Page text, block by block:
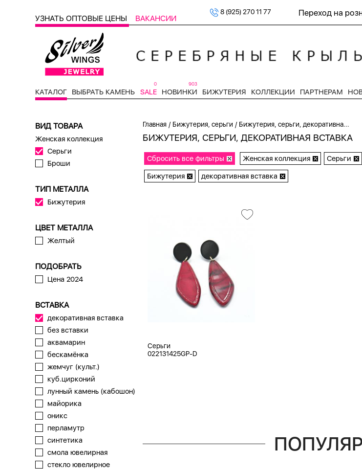
УЗНАТЬ ОПТОВЫЕ ЦЕНЫ ВАКАНСИИ
8 (925) 270 11 77 Переход на
КАТАЛОГ ВЫБРАТЬ КАМЕНЬ SALE
0
НОВИНКИ
903
БИЖУТЕРИЯ КОЛЛЕКЦИИ ПАРТНЕРАМ
ВИД ТОВАРА
Женская коллекция
Серьги
Броши
ТИП МЕТАЛЛА
Бижутерия
ЦВЕТ МЕТАЛЛА
Желтый
ПОДОБРАТЬ
Цена 2024
ВСТАВКА
декоративная вставка
без вставки
аквамарин
бескамёнка
жемчуг (культ.)
куб.цирконий
лунный камень (кабошон)
майорика
оникс
перламутр
синтетика
смола ювелирная
стекло ювелирное
Главная / Бижутерия, серьги / Бижутерия, серьги, декоративна...
БИЖУТЕРИЯ, СЕРЬГИ, ДЕКОРАТИВНАЯ ВСТАВКА
Сбросить все фильтры Женская коллекция
Серьги
Бижутерия
декоративная вставка
Серьги
022131425GP-D